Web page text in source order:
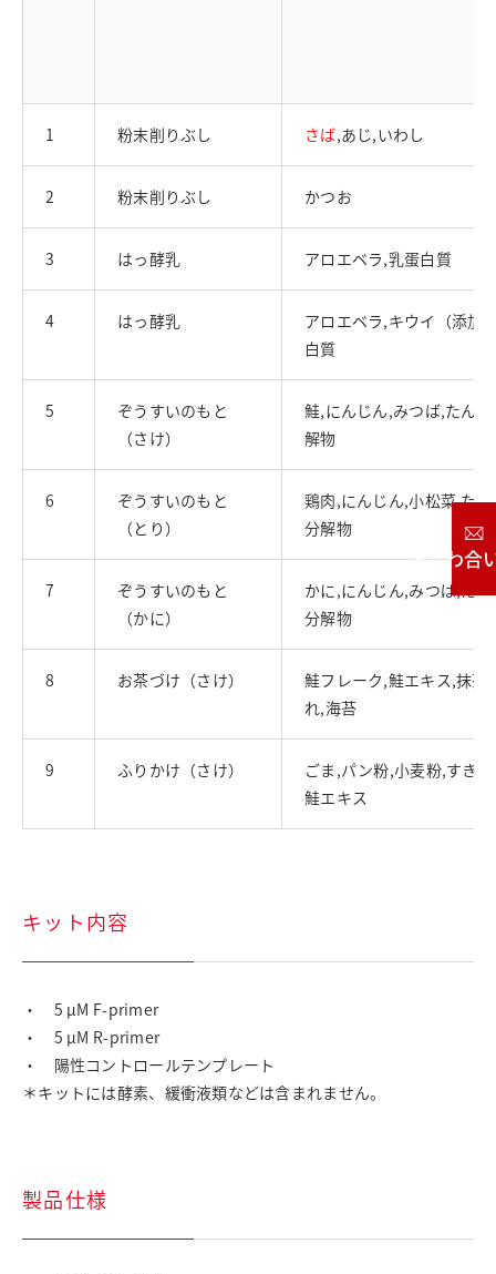
1 粉末削りぶし さば,あじ,いわし
2 粉末削りぶし かつお
3 はっ酵乳 アロエベラ,乳蛋白質
4 はっ酵乳
アロエベラ,キウイ（添加
白質
5
ぞうすいのもと
（さけ）
鮭,にんじん,みつば,たん
解物
6
ぞうすいのもと
（とり）
鶏肉,にんじん,小松菜,た
分解物
7
ぞうすいのもと
（かに）
かに,にんじん,みつば,た
分解物
8 お茶づけ（さけ）
鮭フレーク,鮭エキス,抹茶
れ,海苔
9 ふりかけ（さけ）
ごま,パン粉,小麦粉,すき
鮭エキス
キット内容
・ 5 μM F-primer
・ 5 μM R-primer
・ 陽性コントロールテンプレート
＊キットには酵素、緩衝液類などは含まれません。
製品仕様
お問い合わせ